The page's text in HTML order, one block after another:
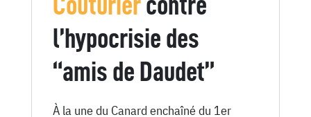
Couturiercontre
l’hypocrisie des
“amis de Daudet”
À la une du Canard enchaîné du 1er